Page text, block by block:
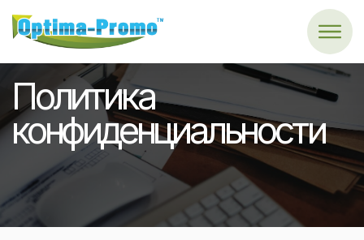
Политика
конфиденциальности